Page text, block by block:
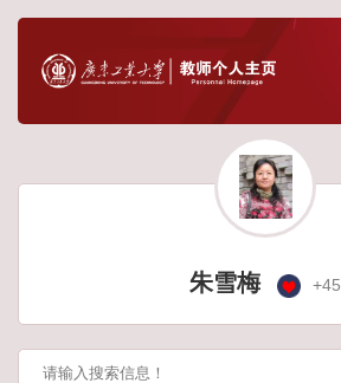
朱雪梅 +45